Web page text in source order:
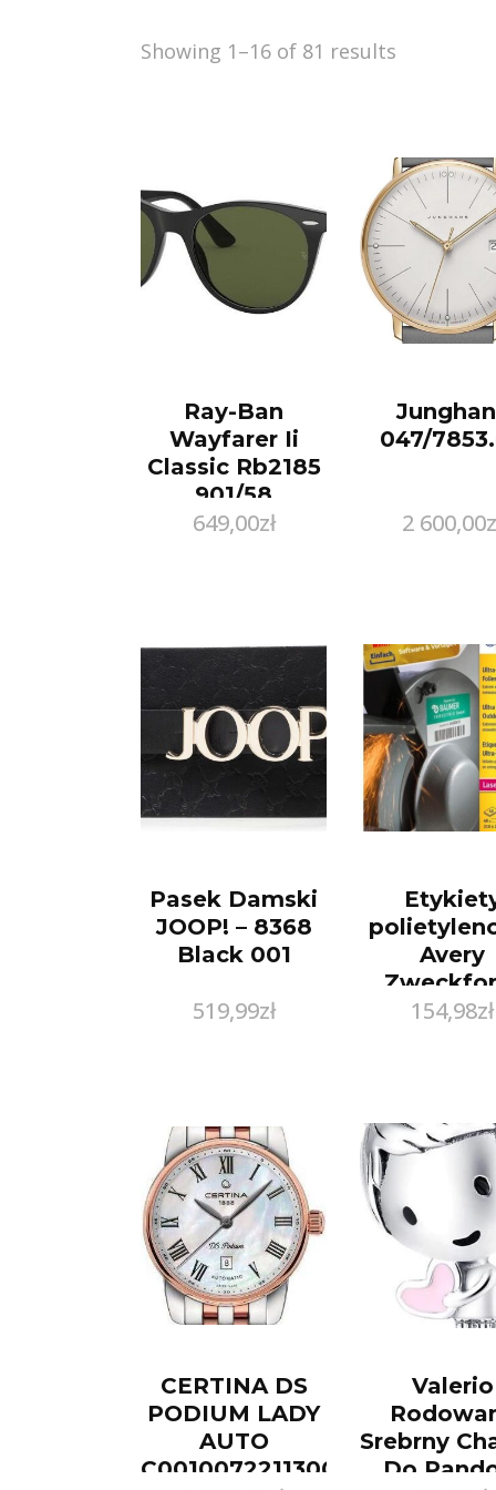
Showing 1–16 of 81 results
Ray-Ban
Wayfarer Ii
Classic Rb2185
901/58
Polarized L (55)
649,00zł
047/
2 600,00
Pasek Damski
JOOP! – 8368
Black 001
519,99zł
Avery
Ultra
L7917-
154,98zł
CERTINA DS
PODIUM LADY
AUTO
C0010072211300
Valerio
Srebrny
Do